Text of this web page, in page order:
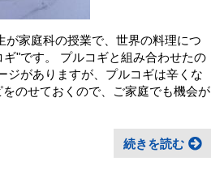
家庭科の授業で、世界の料理につ
"です。 プルコギと組み合わせたの
ジがありますが、プルコギは辛くな
のせておくので、ご家庭でも機会が
続きを読む